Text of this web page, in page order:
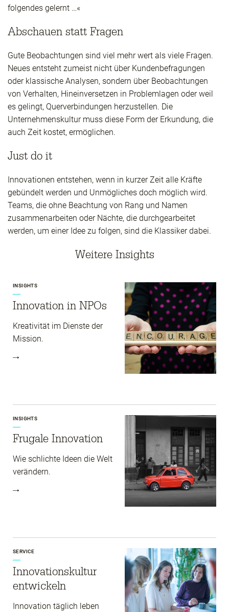
folgendes gelernt …«
Abschauen statt Fragen
Gute Beobachtungen sind viel mehr wert als viele Fragen.
Neues entsteht zumeist nicht über Kundenbefragungen
oder klassische Analysen, sondern über Beobachtungen
von Verhalten, Hineinversetzen in Problemlagen oder weil
es gelingt, Querverbindungen herzustellen. Die
Unternehmenskultur muss diese Form der Erkundung, die
auch Zeit kostet, ermöglichen.
Just do it
Innovationen entstehen, wenn in kurzer Zeit alle Kräfte
gebündelt werden und Unmögliches doch möglich wird.
Teams, die ohne Beachtung von Rang und Namen
zusammenarbeiten oder Nächte, die durchgearbeitet
werden, um einer Idee zu folgen, sind die Klassiker dabei.
Weitere Insights
INSIGHTS
Innovation in NPOs
Kreativität im Dienste der
Mission.
INSIGHTS
Frugale Innovation
Wie schlichte Ideen die Welt
verändern.
SERVICE
Innovationskultur
entwickeln
Innovation täglich leben